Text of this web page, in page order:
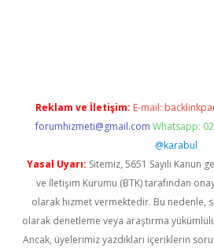
Reklam ve İletişim: E-mail:
forumhizmeti@gmail.com Whatsapp:
@karabul
Yasal Uyarı: Sitemiz, 5651 Sayılı Kanun
ve İletişim Kurumu (BTK) tarafından
olarak hizmet vermektedir. Bu nedenle,
olarak denetleme veya araştırma
Ancak, üyelerimiz yazdıkları içeriklerin